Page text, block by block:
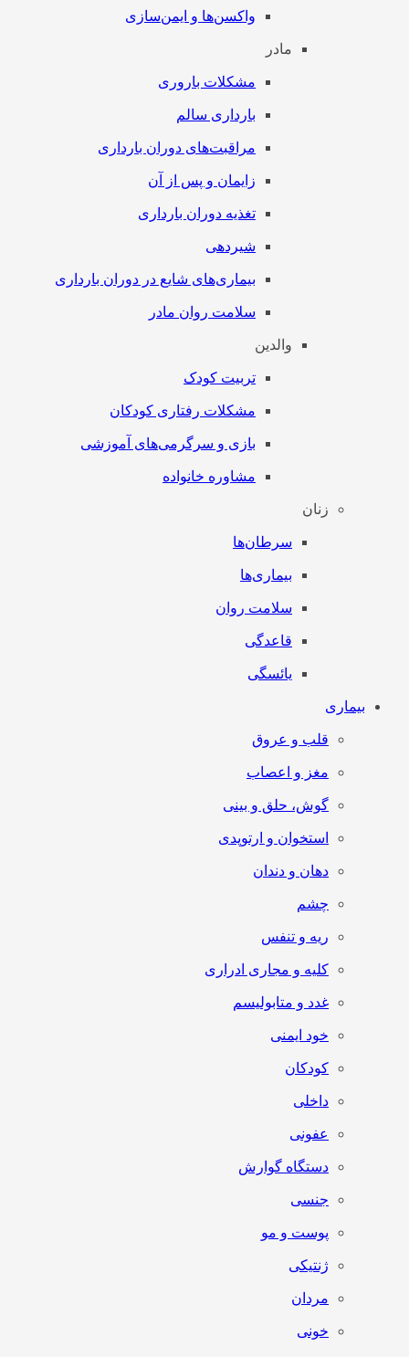
واکسن‌ها و ایمن‌سازی
مادر
مشکلات باروری
بارداری سالم
مراقبت‌های دوران بارداری
زایمان و پس از آن
تغذیه دوران بارداری
شیردهی
بیماری‌های شایع در دوران بارداری
سلامت روان مادر
والدین
تربیت کودک
مشکلات رفتاری کودکان
بازی و سرگرمی‌های آموزشی
مشاوره خانواده
زنان
سرطان‌‌ها
بیماری‌ها
سلامت روان
قاعدگی
یائسگی
بیماری
قلب و عروق
مغز و اعصاب
گوش، حلق و بینی
استخوان و ارتوپدی
دهان و دندان
چشم
ریه و تنفس
کلیه و مجاری ادراری
غدد و متابولیسم
خود ایمنی
کودکان
داخلی
عفونی
دستگاه گوارش
جنسی
پوست و مو
ژنتیکی
مردان
خونی